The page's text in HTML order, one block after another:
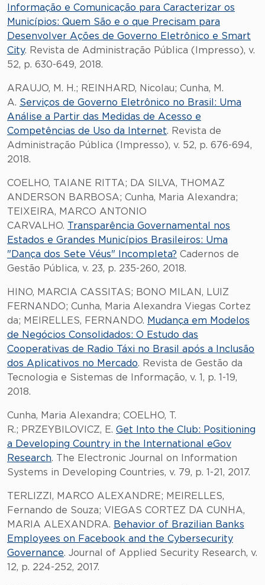
Informação e Comunicação para Caracterizar os
Municípios: Quem São e o que Precisam para
Desenvolver Ações de Governo Eletrônico e Smart
City. Revista de Administração Pública (Impresso), v.
52, p. 630-649, 2018.
ARAUJO, M. H.; REINHARD, Nicolau; Cunha, M.
A. Serviços de Governo Eletrônico no Brasil: Uma
Análise a Partir das Medidas de Acesso e
Competências de Uso da Internet. Revista de
Administração Pública (Impresso), v. 52, p. 676-694,
2018.
COELHO, TAIANE RITTA; DA SILVA, THOMAZ
ANDERSON BARBOSA; Cunha, Maria Alexandra;
TEIXEIRA, MARCO ANTONIO
CARVALHO. Transparência Governamental nos
Estados e Grandes Municípios Brasileiros: Uma
"Dança dos Sete Véus" Incompleta? Cadernos de
Gestão Pública, v. 23, p. 235-260, 2018.
HINO, MARCIA CASSITAS; BONO MILAN, LUIZ
FERNANDO; Cunha, Maria Alexandra Viegas Cortez
da; MEIRELLES, FERNANDO. Mudança em Modelos
de Negócios Consolidados: O Estudo das
Cooperativas de Radio Táxi no Brasil após a Inclusão
dos Aplicativos no Mercado. Revista de Gestão da
Tecnologia e Sistemas de Informação, v. 1, p. 1-19,
2018.
Cunha, Maria Alexandra; COELHO, T.
R.; PRZEYBILOVICZ, E. Get Into the Club: Positioning
a Developing Country in the International eGov
Research. The Electronic Journal on Information
Systems in Developing Countries, v. 79, p. 1-21, 2017.
TERLIZZI, MARCO ALEXANDRE; MEIRELLES,
Fernando de Souza; VIEGAS CORTEZ DA CUNHA,
MARIA ALEXANDRA. Behavior of Brazilian Banks
Employees on Facebook and the Cybersecurity
Governance. Journal of Applied Security Research, v.
12, p. 224-252, 2017.